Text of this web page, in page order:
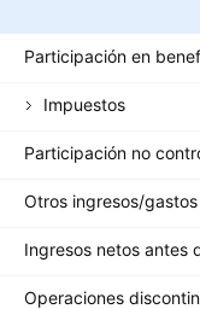
Impuestos